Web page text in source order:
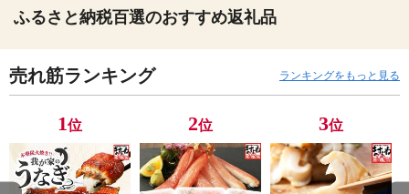
ふるさと納税百選のおすすめ返礼品
売れ筋ランキング ランキングをもっと見る
1位 2位 3位